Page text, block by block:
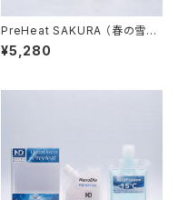
PreHeat SAKURA （春の雪）
【液体化ホット+水性ジェル】
¥5,280